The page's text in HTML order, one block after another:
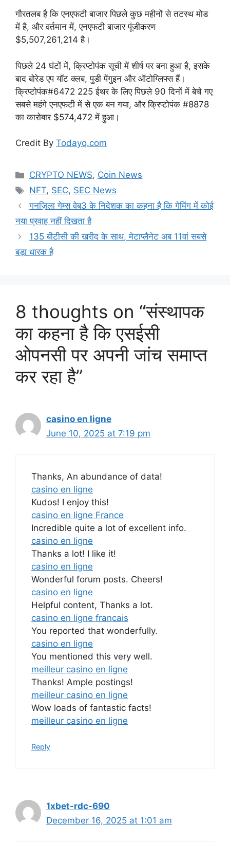
गौरतलब है कि एनएफटी बाजार पिछले कुछ महीनों से तटस्थ मोड
में है, और वर्तमान में, एनएफटी बाजार पूंजीकरण
$5,507,261,214 है।
पिछले 24 घंटों में, क्रिप्टोपंक सूची में शीर्ष पर बना हुआ है, इसके
बाद बोरेड एप यॉट क्लब, पुडी पेंगुइन और ऑटोग्लिफ्स हैं।
क्रिप्टोपंक#6472 225 ईथर के लिए पिछले 90 दिनों में बेचे गए
सबसे महंगे एनएफटी में से एक बन गया, और क्रिप्टोपंक #8878
का कारोबार $574,472 में हुआ।
Credit By Todayq.com
Categories
CRYPTO NEWS, Coin News
Tags
NFT, SEC, SEC News
गनज़िला गेम्स वेब3 के निदेशक का कहना है कि गेमिंग में कोई
नया प्रवाह नहीं दिखता है
135 बीटीसी की खरीद के साथ, मेटाप्लैनेट अब 11वां सबसे
बड़ा धारक है
8 thoughts on “संस्थापक
का कहना है कि एसईसी
ओपनसी पर अपनी जांच समाप्त
कर रहा है”
casino en ligne
June 10, 2025 at 7:19 pm
Thanks, An abundance of data!
casino en ligne
Kudos! I enjoy this!
casino en ligne France
Incredible quite a lot of excellent info.
casino en ligne
Thanks a lot! I like it!
casino en ligne
Wonderful forum posts. Cheers!
casino en ligne
Helpful content, Thanks a lot.
casino en ligne francais
You reported that wonderfully.
casino en ligne
You mentioned this very well.
meilleur casino en ligne
Thanks! Ample postings!
meilleur casino en ligne
Wow loads of fantastic facts!
meilleur casino en ligne
Reply
1xbet-rdc-690
December 16, 2025 at 1:01 am